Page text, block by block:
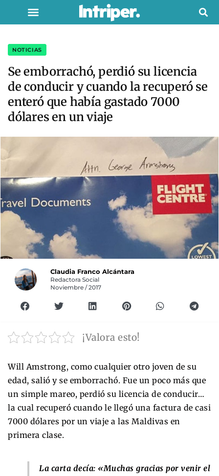
NOTICIAS
Se emborrachó, perdió su licencia
de conducir y cuando la recuperó se
enteró que había gastado 7000
dólares en un viaje
Claudia Franco Alcántara
Redactora Social
Noviembre / 2017
¡Valora esto!
Will Amstrong, como cualquier otro joven de su
edad, salió y se emborrachó. Fue un poco más que
un simple mareo, perdió su licencia de conducir…
la cual recuperó cuando le llegó una factura de casi
7000 dólares por un viaje a las Maldivas en
primera clase.
La carta decía: «Muchas gracias por venir el